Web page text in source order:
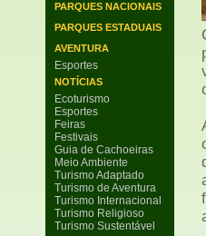
PARQUES NACIONAIS
PARQUES ESTADUAIS
AVENTURA
Esportes
NOTÍCIAS
Ecoturismo
Esportes
Feiras
Festivais
Guia de Cachoeiras
Meio Ambiente
Turismo Adaptado
Turismo de Aventura
Turismo Internacional
Turismo Religioso
Turismo Sustentável